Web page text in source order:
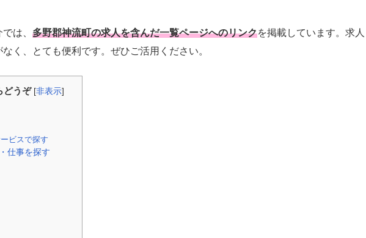
は、 多野郡神流町の求人を含んだ一覧ページへのリンクを掲載しています。求人
く、とても便利です。ぜひご活用ください。
どうぞ [非表示]
ビスで探す
仕事を探す